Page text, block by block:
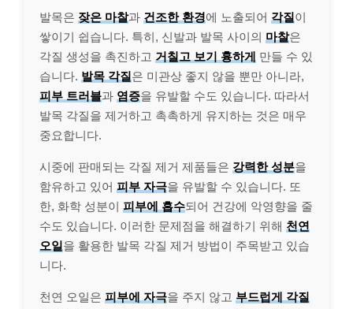
발목은 잦은 마찰과 건조한 환경에 노출되어 각질이
쌓이기 쉽습니다. 특히, 신발과 발목 사이의 마찰은
각질 생성을 촉진하고 거칠고 보기 흉하게 만들 수 있
습니다. 발목 각질은 미관상 좋지 않을 뿐만 아니라,
피부 트러블과 염증을 유발할 수도 있습니다. 따라서
발목 각질을 제거하고 촉촉하게 유지하는 것은 매우
중요합니다.
시중에 판매되는 각질 제거 제품들은 강력한 성분을
함유하고 있어 피부 자극을 유발할 수 있습니다. 또
한, 화학 성분이 피부에 흡수되어 건강에 악영향을 줄
수도 있습니다. 이러한 문제점을 해결하기 위해 천연
오일을 활용한 발목 각질 제거 방법이 주목받고 있습
니다.
천연 오일은 피부에 자극을 주지 않고 부드럽게 각질